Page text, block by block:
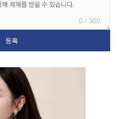
0 / 300